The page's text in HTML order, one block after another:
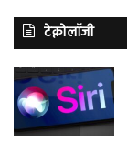
टेक्नोलॉजी